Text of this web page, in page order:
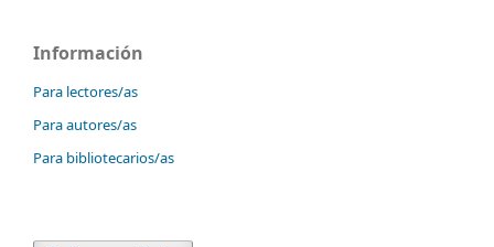
Información
Para lectores/as
Para autores/as
Para bibliotecarios/as